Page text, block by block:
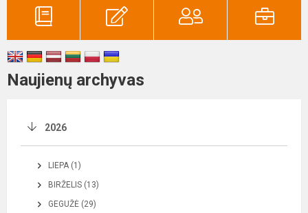
Naujienų archyvas
2026
LIEPA (1)
BIRŽELIS (13)
GEGUŽĖ (29)